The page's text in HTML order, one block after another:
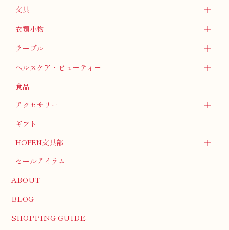
文具
衣類小物
テーブル
ヘルスケア・ビューティー
食品
アクセサリー
ギフト
HOPEN文具部
セールアイテム
ABOUT
BLOG
SHOPPING GUIDE